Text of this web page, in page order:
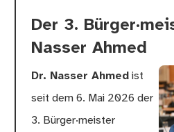
Der 3.
Nasser Ahmed
Dr. Nasser Ahmedist
seit dem 6. Mai 2026 der
3. Bürger·meister